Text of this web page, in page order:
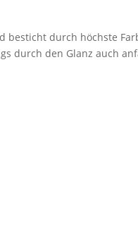
besticht durch höchste
durch den Glanz auch